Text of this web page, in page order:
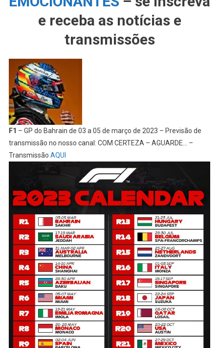
e receba as notícias e
transmissões
F1 – GP do Bahrain de 03 a 05 de março de 2023 – Previsão de
transmissão no nosso canal: COM CERTEZA – AGUARDE… –
Transmissão AQUI